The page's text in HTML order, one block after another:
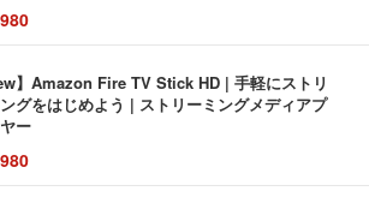
】Amazon Fire TV Stick HD | 手軽にストリ
グをはじめよう | ストリーミングメディアプ
ー